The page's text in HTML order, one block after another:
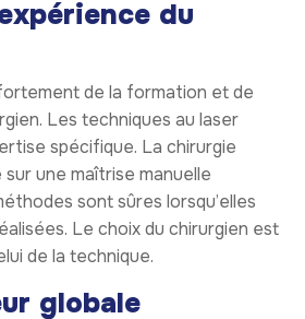
du
de la formation et de
Les techniques au laser
spécifique. La chirurgie
une maîtrise manuelle
sont sûres lorsqu’elles
Le choix du chirurgien est
de la technique.
globale